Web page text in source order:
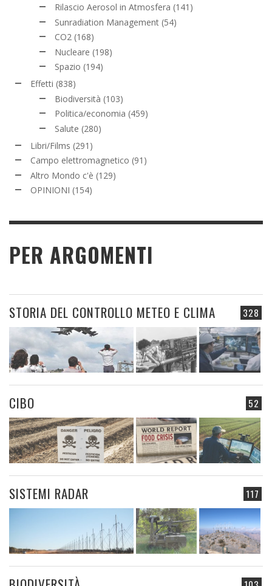
Rilascio Aerosol in Atmosfera (141)
Sunradiation Management (54)
CO2 (168)
Nucleare (198)
Spazio (194)
Effetti (838)
Biodiversità (103)
Politica/economia (459)
Salute (280)
Libri/Films (291)
Campo elettromagnetico (91)
Altro Mondo c'è (129)
OPINIONI (154)
PER ARGOMENTI
328
STORIA DEL CONTROLLO METEO E CLIMA
52
CIBO
117
SISTEMI RADAR